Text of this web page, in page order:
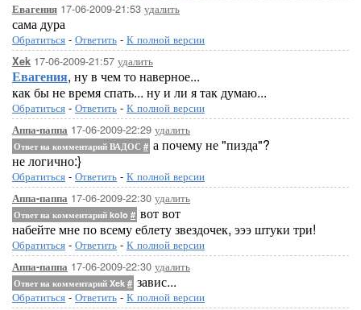
Евагения 17-06-2009-21:53 удалить
сама дура
Обратиться - Ответить - К полной версии
Xek 17-06-2009-21:57 удалить
Евагения, ну в чем то наверное...
как бы не время спать... ну и ли я так думаю...
Обратиться - Ответить - К полной версии
Аппа-паппа 17-06-2009-22:29 удалить
Ответ на комментарий ВАДОС # а почему не "пизда"?
не логично:}
Обратиться - Ответить - К полной версии
Аппа-паппа 17-06-2009-22:30 удалить
Ответ на комментарий kolo # вот вот
набейте мне по всему еблету звездочек, эээ штуки три!
Обратиться - Ответить - К полной версии
Аппа-паппа 17-06-2009-22:30 удалить
Ответ на комментарий Xek # завис...
Обратиться - Ответить - К полной версии